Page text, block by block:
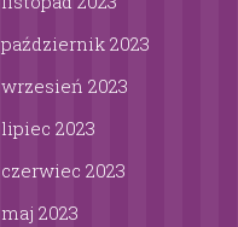
październik 2023
wrzesień 2023
lipiec 2023
czerwiec 2023
maj 2023